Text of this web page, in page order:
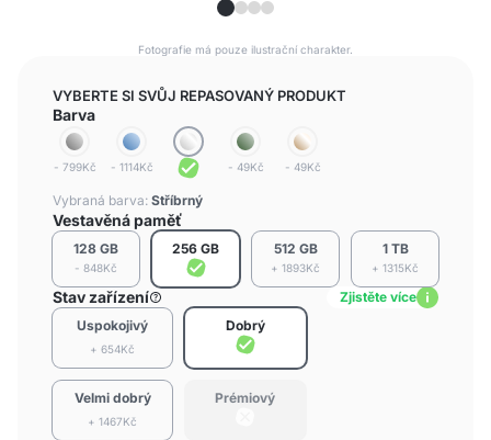
Fotografie má pouze ilustrační charakter.
VYBERTE SI SVŮJ REPASOVANÝ PRODUKT
Barva
- 799Kč - 1114Kč - 49Kč - 49Kč
Vybraná barva: Stříbrný
Vestavěná paměť
128 GB
- 848Kč
256 GB 512 GB
+ 1893Kč
1 TB
+ 1315Kč
Stav zařízení
Zjistěte více
Uspokojivý
+ 654Kč
Dobrý
Velmi dobrý
+ 1467Kč
Prémiový